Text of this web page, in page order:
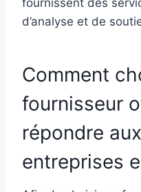
d’analyse et de
Comment
fournisseur
répondre
entreprises